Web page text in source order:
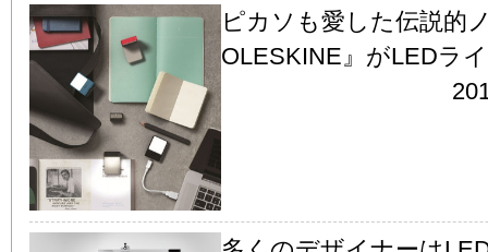
ピカソも愛した伝説的
OLESKINE』がLEDラ